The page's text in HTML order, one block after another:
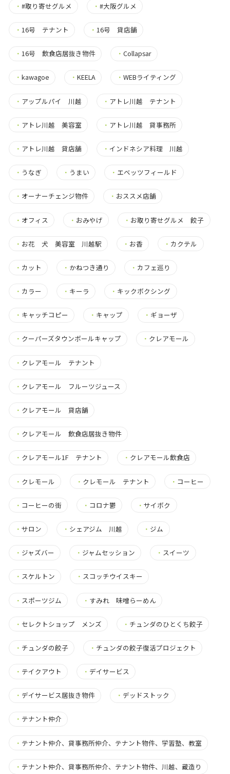
・ #取り寄せグルメ ・#大阪グルメ
・ 16号 テナント ・16号 貸店舗
・ 16号 飲食店居抜き物件 ・Collapsar
・ kawagoe ・KEELA ・WEBライティング
・ アップルパイ 川越 ・ アトレ川越 テナント
・ アトレ川越 美容室 ・ アトレ川越 貸事務所
・ アトレ川越 貸店舗 ・ インドネシア料理 川越
・ うなぎ ・ うまい ・ エベッツフィールド
・ オーナーチェンジ物件 ・ おススメ店舗
・ オフィス ・ おみやげ ・ お取り寄せグルメ 餃子
・ お花 犬 美容室 川越駅 ・ お香 ・ カクテル
・ カット ・ かねつき通り ・ カフェ巡り
・ カラー ・ キーラ ・ キックボクシング
・ キャッチコピー ・ キャップ ・ ギョーザ
・ クーパーズタウンボールキャップ ・ クレアモール
・ クレアモール テナント
・ クレアモール フルーツジュース
・ クレアモール 貸店舗
・ クレアモール 飲食店居抜き物件
・ クレアモール1F テナント ・ クレアモール飲食店
・ クレモール ・ クレモール テナント ・ コーヒー
・ コーヒーの街 ・ コロナ鬱 ・サイボク
・ サロン ・ シェアジム 川越 ・ ジム
・ ジャズバー ・ ジャムセッション ・ スイーツ
・ スケルトン ・ スコッチウイスキー
・ スポーツジム ・ すみれ 味噌らーめん
・ セレクトショップ メンズ ・ チュンダのひとくち餃子
・ チュンダの餃子 ・ チュンダの餃子復活プロジェクト
・ テイクアウト ・ デイサービス
・ デイサービス居抜き物件 ・ デッドストック
・ テナント仲介
・ テナント仲介、貸事務所仲介、テナント物件、学習塾、教室
・ テナント仲介、貸事務所仲介、テナント物件、川越、蔵造り